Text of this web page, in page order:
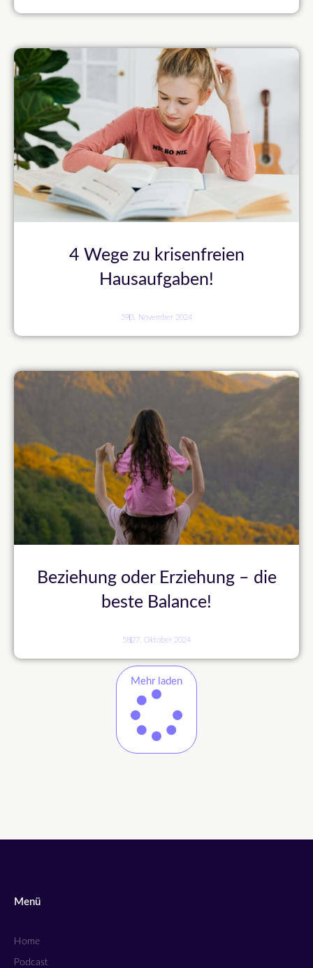
4 Wege zu krisenfreien
Hausaufgaben!
593. November 2024
Beziehung oder Erziehung – die
beste Balance!
5827. Oktober 2024
Mehr laden
Menü
Home
Podcast